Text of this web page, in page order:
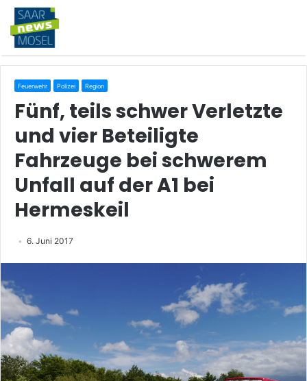
Feuerwehr Polizei Region
Fünf, teils schwer Verletzte
und vier Beteiligte
Fahrzeuge bei schwerem
Unfall auf der A1 bei
Hermeskeil
6. Juni 2017